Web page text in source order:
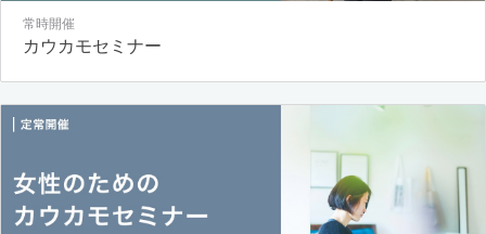
常時開催
カウカモセミナー